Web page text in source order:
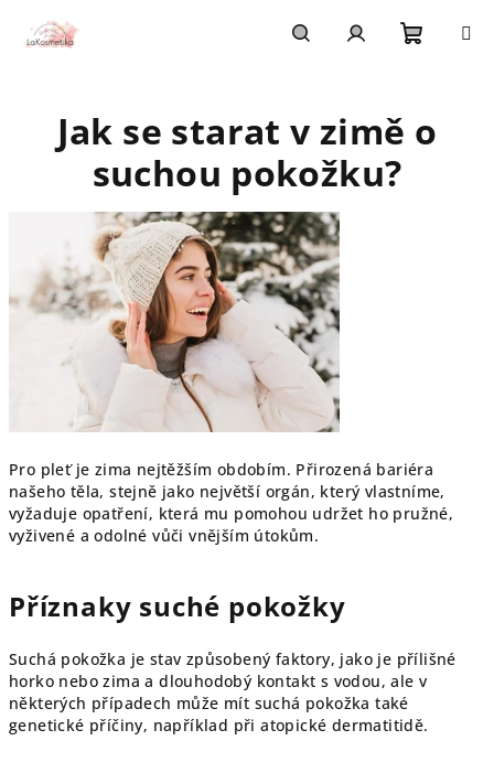
obsah
košík
Jak se starat v zimě o
suchou pokožku?
Pro pleť je zima nejtěžším obdobím. Přirozená bariéra
našeho těla, stejně jako největší orgán, který vlastníme,
vyžaduje opatření, která mu pomohou udržet ho pružné,
vyživené a odolné vůči vnějším útokům.
Příznaky suché pokožky
Suchá pokožka je stav způsobený faktory, jako je přílišné
horko nebo zima a dlouhodobý kontakt s vodou, ale v
některých případech může mít suchá pokožka také
genetické příčiny, například při atopické dermatitidě.